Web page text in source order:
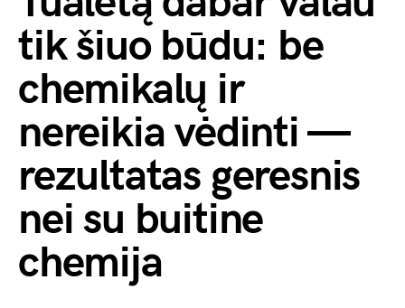
tik šiuo būdu: be
chemikalų ir
nereikia vėdinti —
rezultatas geresnis
nei su buitine
chemija